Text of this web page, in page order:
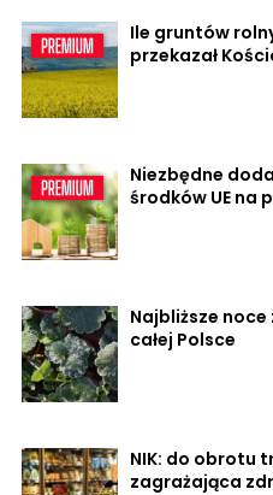
Ile gruntów
przekazał
Niezbędne
środków UE na
Najbliższe
całej Polsce
NIK: do obrotu
zagrażająca